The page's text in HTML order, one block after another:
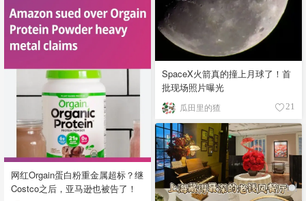
SpaceX火箭真的撞上月球了！首
批现场照片曝光
瓜田里的猹 21
网红Orgain蛋白粉重金属超标？继
Costco之后，亚马逊也被告了！